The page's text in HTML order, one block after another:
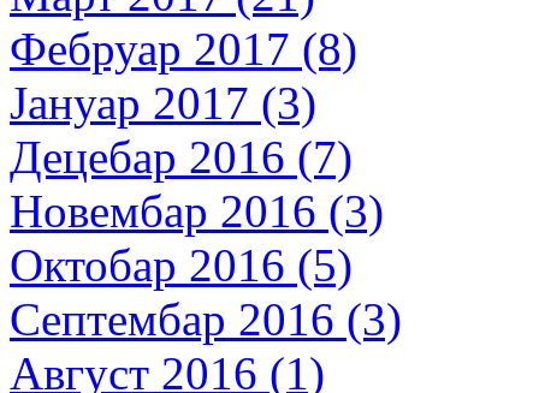
Фебруар 2017 (8)
Јануар 2017 (3)
Децебар 2016 (7)
Новембар 2016 (3)
Октобар 2016 (5)
Септембар 2016 (3)
Август 2016 (1)